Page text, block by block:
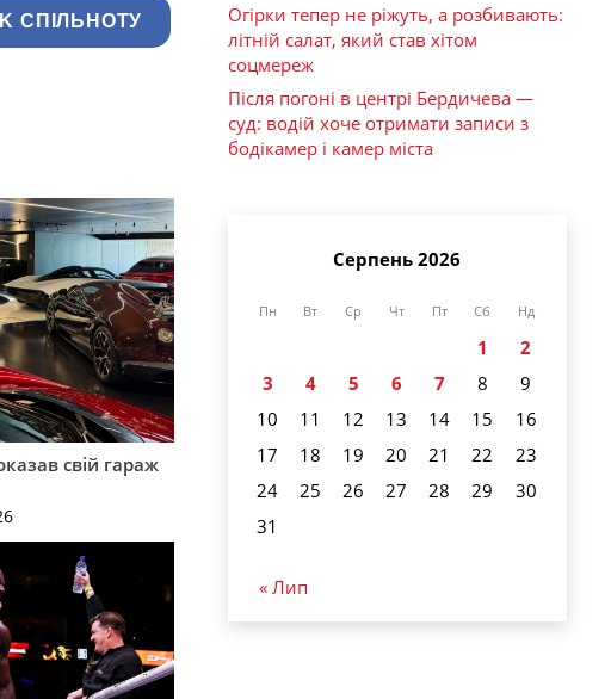
СПІЛЬНОТУ
свій гараж
Огірки тепер не ріжуть, а розбивають:
літній салат, який став хітом
соцмереж
Після погоні в центрі Бердичева —
суд: водій хоче отримати записи з
бодікамер і камер міста
Серпень 2026
Пн Вт Ср Чт Пт Сб Нд
1
2
3
4 5 6 7 8
9
10
11 12 13 14 15
16
17
18 19 20 21 22
23
24
25 26 27 28 29
30
31
« Лип